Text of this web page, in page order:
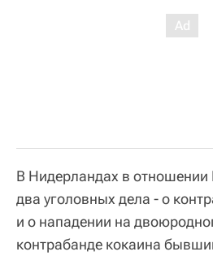
В Нидерландах в
два уголовных дела - о
и о нападении на
контрабанде кокаина